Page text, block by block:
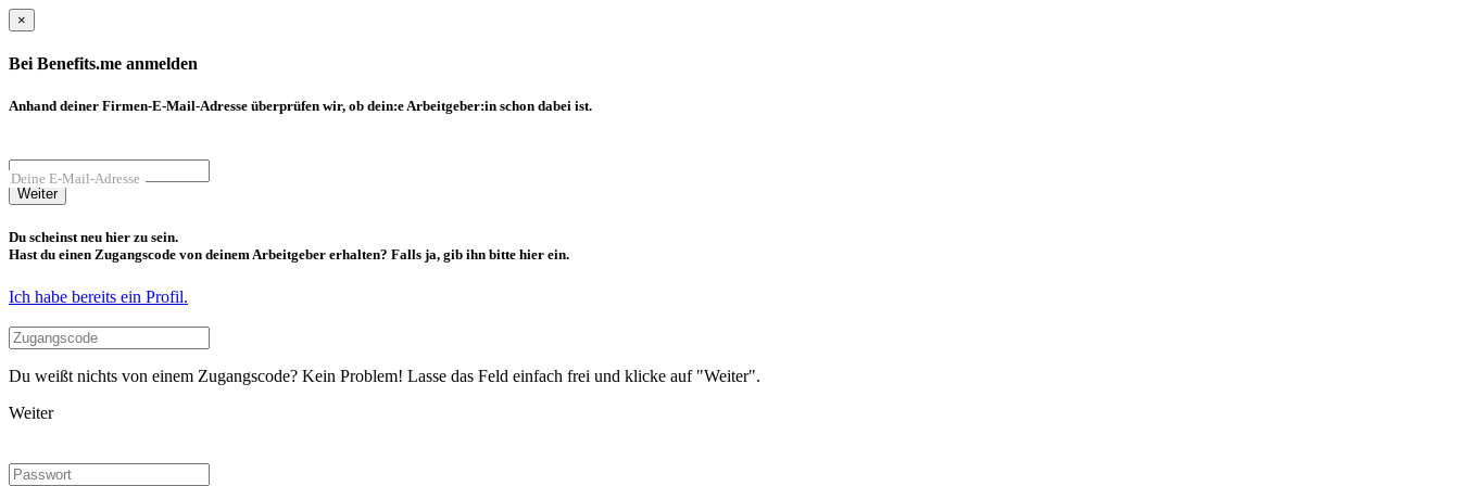
×
Bei Benefits.me anmelden
Anhand deiner Firmen-E-Mail-Adresse überprüfen wir, ob dein:e Arbeitgeber:in schon dabei ist.
Deine E-Mail-Adresse
Weiter
Du scheinst neu hier zu sein.
Hast du einen Zugangscode von deinem Arbeitgeber erhalten? Falls ja, gib ihn bitte hier ein.
Ich habe bereits ein Profil.
Du weißt nichts von einem Zugangscode? Kein Problem! Lasse das Feld einfach frei und klicke auf "Weiter".
Weiter